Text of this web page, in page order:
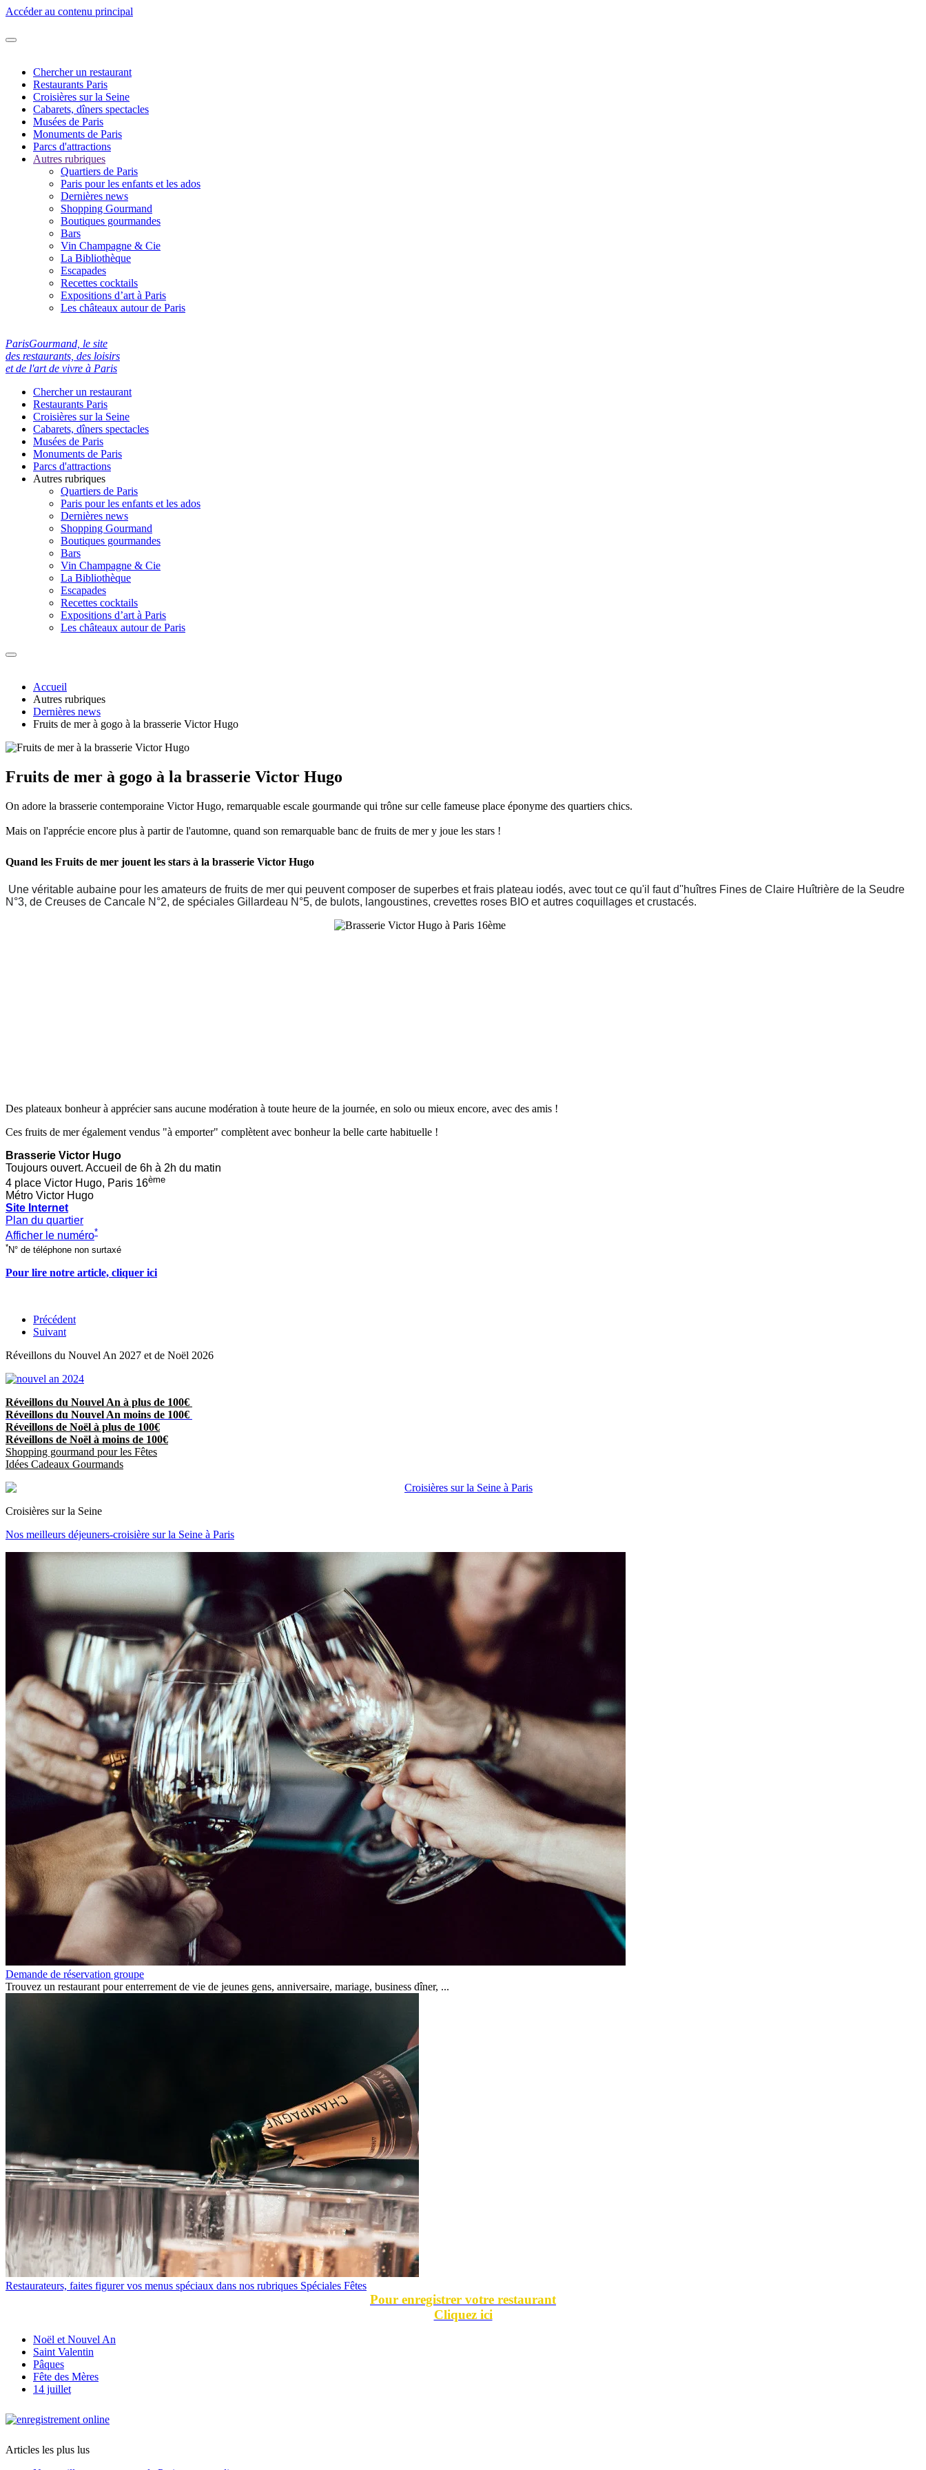
Accéder au contenu principal
Chercher un restaurant
Restaurants Paris
Croisières sur la Seine
Cabarets, dîners spectacles
Musées de Paris
Monuments de Paris
Parcs d'attractions
Autres rubriques
Quartiers de Paris
Paris pour les enfants et les ados
Dernières news
Shopping Gourmand
Boutiques gourmandes
Bars
Vin Champagne & Cie
La Bibliothèque
Escapades
Recettes cocktails
Expositions d’art à Paris
Les châteaux autour de Paris
ParisGourmand, le site
des restaurants, des loisirs
et de l'art de vivre à Paris
Chercher un restaurant
Restaurants Paris
Croisières sur la Seine
Cabarets, dîners spectacles
Musées de Paris
Monuments de Paris
Parcs d'attractions
Autres rubriques
Quartiers de Paris
Paris pour les enfants et les ados
Dernières news
Shopping Gourmand
Boutiques gourmandes
Bars
Vin Champagne & Cie
La Bibliothèque
Escapades
Recettes cocktails
Expositions d’art à Paris
Les châteaux autour de Paris
Accueil
Autres rubriques
Dernières news
Fruits de mer à gogo à la brasserie Victor Hugo
Fruits de mer à gogo à la brasserie Victor Hugo
On adore la brasserie contemporaine Victor Hugo, remarquable escale gourmande qui trône sur celle fameuse place éponyme des quartiers chics.
Mais on l'apprécie encore plus à partir de l'automne, quand son remarquable banc de fruits de mer y joue les stars !
Quand les Fruits de mer jouent les stars à la brasserie Victor Hugo
Une véritable aubaine pour les amateurs de fruits de mer qui peuvent composer de superbes et frais plateau iodés, avec tout ce qu'il faut d''huîtres Fines de Claire Huîtrière de la Seudre
N°3, de Creuses de Cancale N°2, de spéciales Gillardeau N°5, de bulots, langoustines, crevettes roses BIO et autres coquillages et crustacés.
Des plateaux bonheur à apprécier sans aucune modération à toute heure de la journée, en solo ou mieux encore, avec des amis !
Ces fruits de mer également vendus "à emporter" complètent avec bonheur la belle carte habituelle !
Brasserie Victor Hugo
Toujours ouvert. Accueil de 6h à 2h du matin
4 place Victor Hugo, Paris 16ème
Métro Victor Hugo
Site Internet
Plan du quartier
Afficher le numéro*
*N° de téléphone non surtaxé
Pour lire notre article, cliquer ici
Précédent
Suivant
Réveillons du Nouvel An 2027 et de Noël 2026
Réveillons du Nouvel An à plus de 100€
Réveillons du Nouvel An moins de 100€
Réveillons de Noël à plus de 100€
Réveillons de Noël à moins de 100€
Shopping gourmand pour les Fêtes
Idées Cadeaux Gourmands
Croisières sur la Seine
Nos meilleurs déjeuners-croisière sur la Seine à Paris
Demande de réservation groupe
Trouvez un restaurant pour enterrement de vie de jeunes gens, anniversaire, mariage, business dîner, ...
Restaurateurs, faites figurer vos menus spéciaux dans nos rubriques Spéciales Fêtes
Pour enregistrer votre restaurant
Cliquez ici
Noël et Nouvel An
Saint Valentin
Pâques
Fête des Mères
14 juillet
Articles les plus lus